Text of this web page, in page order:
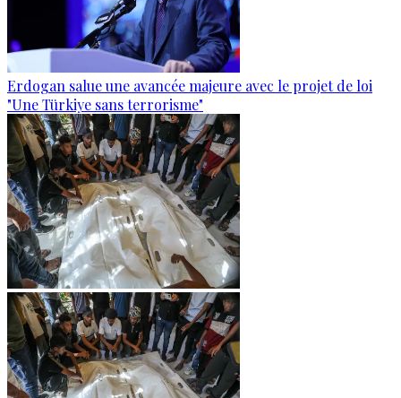
Erdogan salue une avancée majeure avec le projet de loi
"Une Türkiye sans terrorisme"